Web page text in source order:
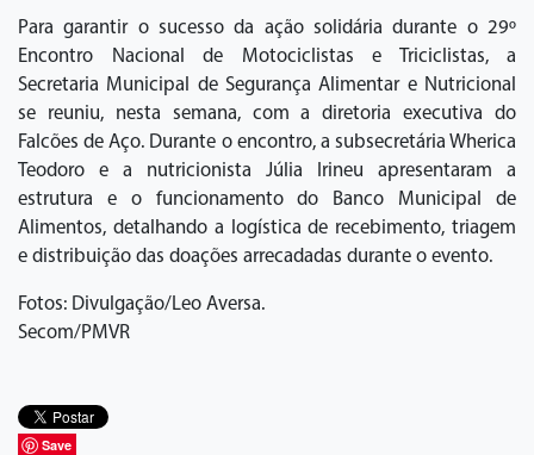
Para garantir o sucesso da ação solidária durante o 29º
Encontro Nacional de Motociclistas e Triciclistas, a
Secretaria Municipal de Segurança Alimentar e Nutricional
se reuniu, nesta semana, com a diretoria executiva do
Falcões de Aço. Durante o encontro, a subsecretária Wherica
Teodoro e a nutricionista Júlia Irineu apresentaram a
estrutura e o funcionamento do Banco Municipal de
Alimentos, detalhando a logística de recebimento, triagem
e distribuição das doações arrecadadas durante o evento.
Fotos: Divulgação/Leo Aversa.
Secom/PMVR
Save